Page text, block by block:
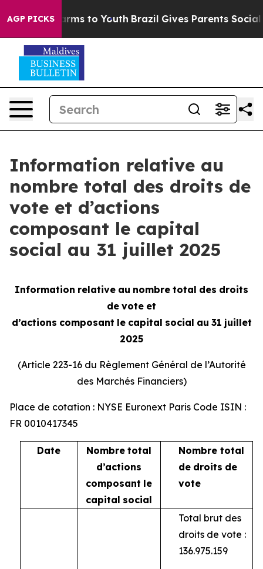
AGP PICKS
Abate Harms to Youth Brazil Gives Parents Social
Information relative au
nombre total des droits de
vote et d’actions
composant le capital
social au 31 juillet 2025
Information relative au nombre total des droits
de vote et
d’actions composant le capital social au 31 juillet
2025
(Article 223-16 du Règlement Général de l’Autorité
des Marchés Financiers)
Place de cotation : NYSE Euronext Paris Code ISIN :
FR 0010417345
Date Nombre total
d’actions
composant le
capital social
Nombre total
de droits de
vote
Total brut des
droits de vote :
136.975.159